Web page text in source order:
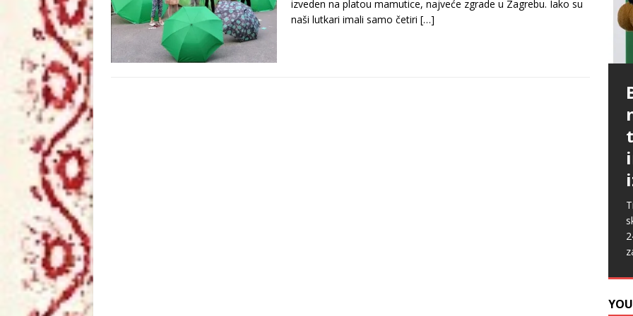
izveden na platou mamutice, najveće zgrade u Zagrebu. Iako su
naši lutkari imali samo četiri […]
[…]